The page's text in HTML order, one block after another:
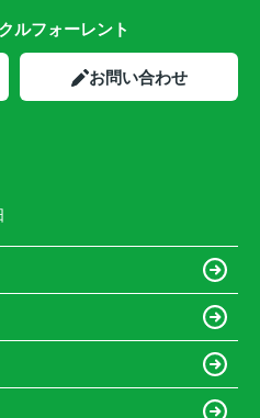
ルフォーレント
お問い合わせ